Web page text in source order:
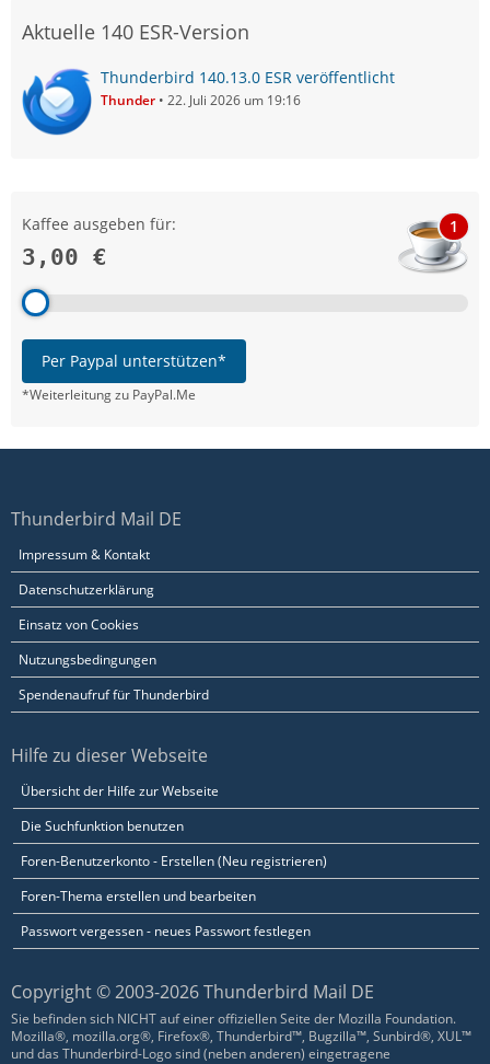
Aktuelle 140 ESR-Version
Thunderbird 140.13.0 ESR veröffentlicht
Thunder 22. Juli 2026 um 19:16
Kaffee ausgeben für:
3,00 €
1
Per Paypal unterstützen*
*Weiterleitung zu PayPal.Me
Thunderbird Mail DE
Impressum & Kontakt
Datenschutzerklärung
Einsatz von Cookies
Nutzungsbedingungen
Spendenaufruf für Thunderbird
Hilfe zu dieser Webseite
Übersicht der Hilfe zur Webseite
Die Suchfunktion benutzen
Foren-Benutzerkonto - Erstellen (Neu registrieren)
Foren-Thema erstellen und bearbeiten
Passwort vergessen - neues Passwort festlegen
Copyright © 2003-2026 Thunderbird Mail DE
Sie befinden sich NICHT auf einer offiziellen Seite der Mozilla Foundation.
Mozilla®, mozilla.org®, Firefox®, Thunderbird™, Bugzilla™, Sunbird®, XUL™
und das Thunderbird-Logo sind (neben anderen) eingetragene